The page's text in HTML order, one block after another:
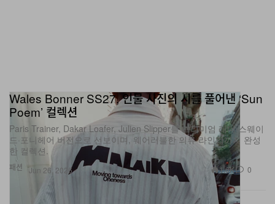
패션
Poem’ 컬렉션
Paris Trainer, Dakar Loafer, Julien Slipper를 프리미엄 레더·스웨이
드·포니헤어 버전으로 선보이며, 웨어러블한 의류 라인업까지 완성
한 컬렉션.
Jun 26, 2026 1.6K